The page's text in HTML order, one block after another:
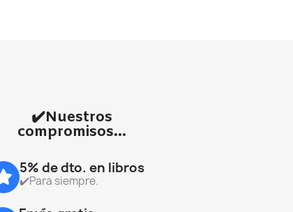
✔️Nuestros
compromisos...
5% de dto. en libros
✔️Para siempre.